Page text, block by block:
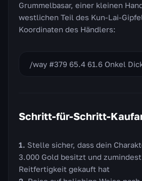
Grummelbasar, einer kleinen
westlichen Teil des Kun-Lai-
Koordinaten des Händlers:
Schritt-für-Schritt-
Stelle sicher, dass dein
3.000 Gold besitzt und
Reitfertigkeit gekauft hat